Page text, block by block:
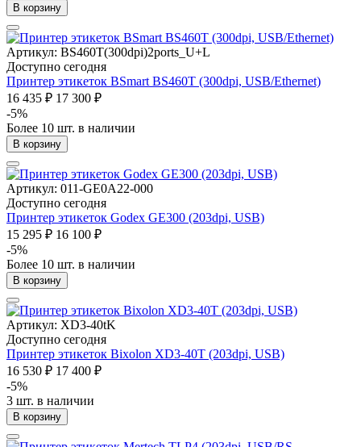
В корзину
Артикул: BS460T(300dpi)2ports_U+L
Доступно сегодня
Принтер этикеток BSmart BS460T (300dpi, USB/Ethernet)
16 435 ₽ 17 300 ₽
-5%
Более 10 шт. в наличии
В корзину
Артикул: 011-GE0A22-000
Доступно сегодня
Принтер этикеток Godex GE300 (203dpi, USB)
15 295 ₽ 16 100 ₽
-5%
Более 10 шт. в наличии
В корзину
Артикул: XD3-40tK
Доступно сегодня
Принтер этикеток Bixolon XD3-40T (203dpi, USB)
16 530 ₽ 17 400 ₽
-5%
3 шт. в наличии
В корзину